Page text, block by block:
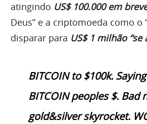
atingindo US$ 100.000 em
Deus” e a criptomoeda como
disparar para US$ 1 milhão
BITCOIN to $100k.
BITCOIN peoples $.
gold&silver skyrocket.